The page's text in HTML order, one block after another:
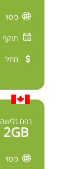
כיסוי
תוקף
מחיר
נפח גלישה
2GB
כיסוי